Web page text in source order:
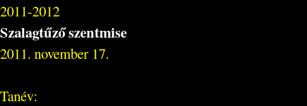
2011-2012
Szalagtűző szentmise
2011. november 17.
Tanév: